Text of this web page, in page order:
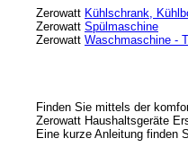
Zerowatt Kühlschrank,
Zerowatt Spülmaschine
Zerowatt Waschmaschine -
Finden Sie mittels der
Zerowatt Haushaltsgeräte
Eine kurze Anleitung finden